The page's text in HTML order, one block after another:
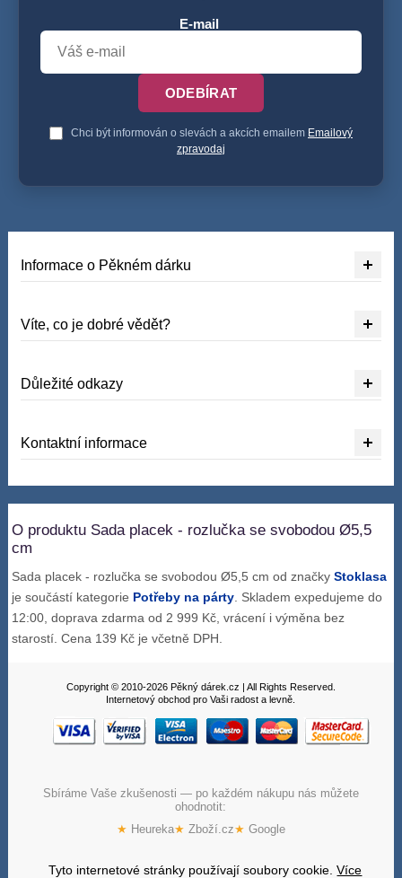
E-mail
ODEBÍRAT
Chci být informován o slevách a akcích emailem Emailový
zpravodaj
Informace o Pěkném dárku
Víte, co je dobré vědět?
Důležité odkazy
Kontaktní informace
O produktu Sada placek - rozlučka se svobodou Ø5,5
cm
Sada placek - rozlučka se svobodou Ø5,5 cm od značkyStoklasa
je součástí kategorie Potřeby na párty. Skladem expedujeme do
12:00, doprava zdarma od 2 999 Kč, vrácení i výměna bez
starostí. Cena 139 Kč je včetně DPH.
Copyright © 2010-2026 Pěkný dárek.cz | All Rights Reserved.
Internetový obchod pro Vaši radost a levně.
Sbíráme Vaše zkušenosti — po každém nákupu nás můžete
ohodnotit:
★ Heureka★ Zboží.cz★ Google
Tyto internetové stránky používají soubory cookie.Více